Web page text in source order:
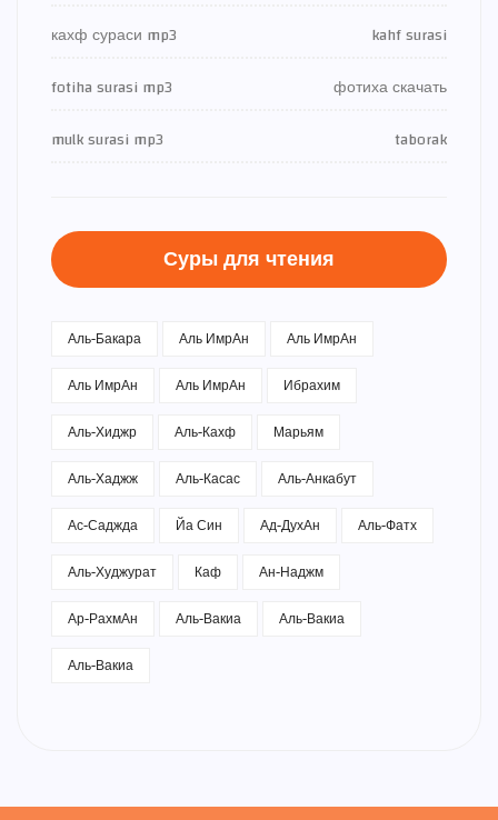
кахф сураси mp3
kahf surasi
fotiha surasi mp3
фотиха скачать
mulk surasi mp3
taborak
Суры для чтения
Аль-Бакара Аль ИмрАн
Аль ИмрАн
Аль ИмрАн
Аль ИмрАн
Ибрахим
Аль-Хиджр
Аль-Кахф
Марьям
Аль-Хаджж
Аль-Касас
Аль-Анкабут
Ас-Саджда
Йа Син Ад-ДухАн
Аль-Фатх
Аль-Худжурат
Каф
Ан-Наджм
Ар-РахмАн
Аль-Вакиа
Аль-Вакиа
Аль-Вакиа